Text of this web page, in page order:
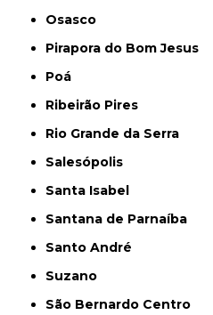
Osasco
Pirapora do Bom Jesus
Poá
Ribeirão Pires
Rio Grande da Serra
Salesópolis
Santa Isabel
Santana de Parnaíba
Santo André
Suzano
São Bernardo Centro